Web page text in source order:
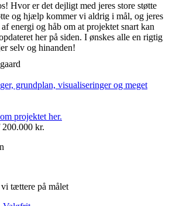
Hvor er det dejligt med jeres store støtte
og hjælp kommer vi aldrig i mål, og jeres
energi og håb om at projektet snart kan
her på siden. I ønskes alle en rigtig
selv og hinanden!
grundplan, visualiseringer og meget
projektet her.
200.000 kr.
tættere på målet